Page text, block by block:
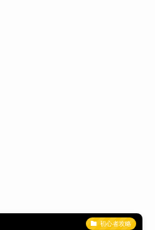
初心者攻略